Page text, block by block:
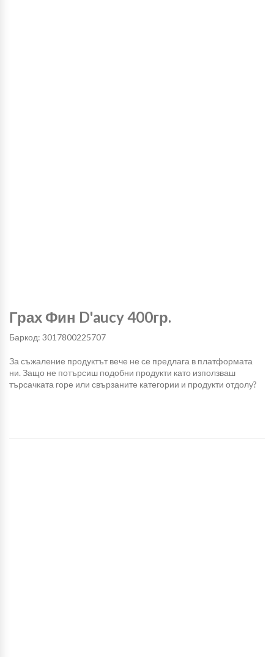
Грах Фин D'aucy 400гр.
Баркод: 3017800225707
За съжаление продуктът вече не се предлага в платформата
ни. Защо не потърсиш подобни продукти като използваш
търсачката горе или свързаните категории и продукти отдолу?